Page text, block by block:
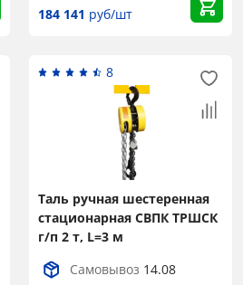
184 141 руб/шт
8
Таль ручная шестеренная
стационарная СВПК ТРШСК
г/п 2 т, L=3 м
Самовывоз 14.08